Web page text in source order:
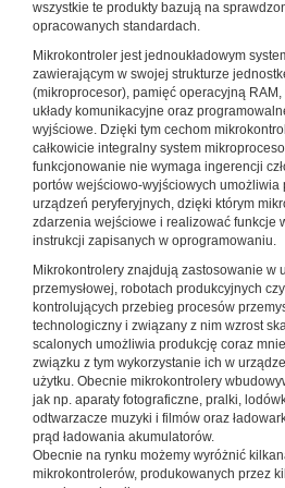
wszystkie te produkty bazują na
opracowanych standardach.
Mikrokontroler jest jednoukładowym
zawierającym w swojej strukturze
(mikroprocesor), pamięć operacyjną
układy komunikacyjne oraz
wyjściowe. Dzięki tym cechom
całkowicie integralny system
funkcjonowanie nie wymaga ingerencji
portów wejściowo-wyjściowych umożliwia
urządzeń peryferyjnych, dzięki którym
zdarzenia wejściowe i realizować funkcje
instrukcji zapisanych w oprogramowaniu.
Mikrokontrolery znajdują zastosowanie w
przemysłowej, robotach produkcyjnych
kontrolujących przebieg procesów
technologiczny i związany z nim wzrost
scalonych umożliwia produkcję coraz
związku z tym wykorzystanie ich w
użytku. Obecnie mikrokontrolery
jak np. aparaty fotograficzne, pralki,
odtwarzacze muzyki i filmów oraz
prąd ładowania akumulatorów.
Obecnie na rynku możemy wyróżnić
mikrokontrolerów, produkowanych przez